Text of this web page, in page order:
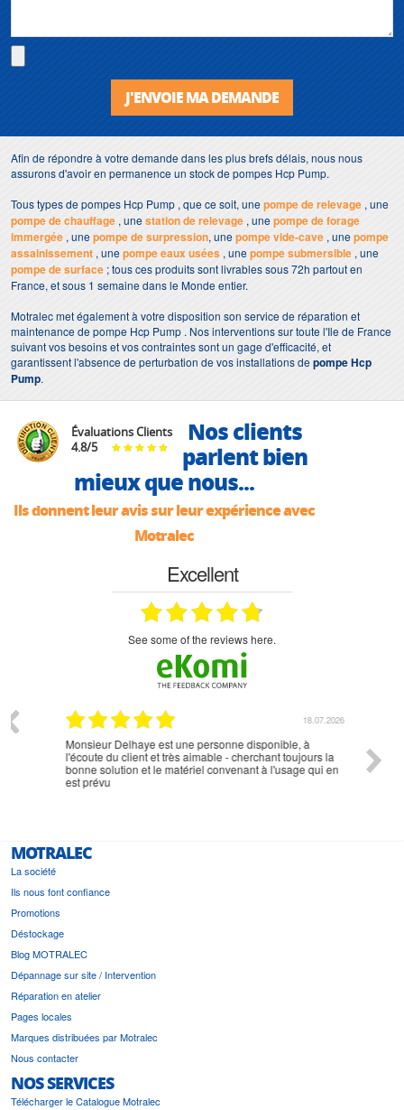
J'ENVOIE MA DEMANDE
Afin de répondre à votre demande dans les plus brefs délais, nous nous
assurons d'avoir en permanence un stock de pompes Hcp Pump.
Tous types de pompes Hcp Pump , que ce soit, unepompe de relevage , une
pompe de chauffage , unestation de relevage , unepompe de forage
immergée , unepompe de surpression, unepompe vide-cave , unepompe
assainissement , unepompe eaux usées , unepompe submersible , une
pompe de surface ; tous ces produits sont livrables sous 72h partout en
France, et sous 1 semaine dans le Monde entier.
Motralec met également à votre disposition son service de réparation et
maintenance de pompe Hcp Pump . Nos interventions sur toute l'Ile de France
suivant vos besoins et vos contraintes sont un gage d'efficacité, et
garantissent l'absence de perturbation de vos installations depompe Hcp
Pump.
Évaluations Clients
4.8/5
Nos clients
parlent bien
mieux que nous...
Ils donnent leur avis sur leur expérience avec
Motralec
Excellent
see some of the reviews here.
18.07.2026
Monsieur Delhaye est une personne disponible, à
l'écoute du client et très aimable - cherchant toujours la
bonne solution et le matériel convenant à l'usage qui en
est prévu
MOTRALEC
La société
Ils nous font confiance
Promotions
Déstockage
Blog MOTRALEC
Dépannage sur site / Intervention
Réparation en atelier
Pages locales
Marques distribuées par Motralec
Nous contacter
NOS SERVICES
Télécharger le Catalogue Motralec